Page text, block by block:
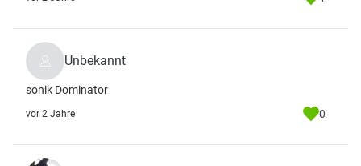
Unbekannt
sonik Dominator
vor 2 Jahre 0